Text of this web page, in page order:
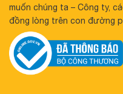
muốn chúng ta – Công ty,
đồng lòng trên con đường